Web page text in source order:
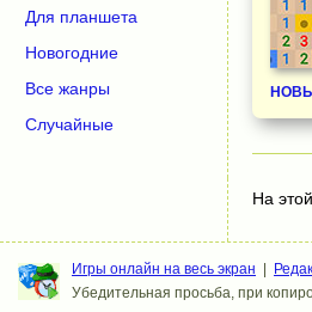
На
Для планшета
Новогодние
Все жанры
Случайные
Игры онлайн на весь экран |
Убедительная просьба, при